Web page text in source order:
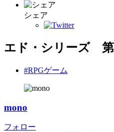
シェア
エド・シリーズ
#RPGゲーム
mono
フォロー